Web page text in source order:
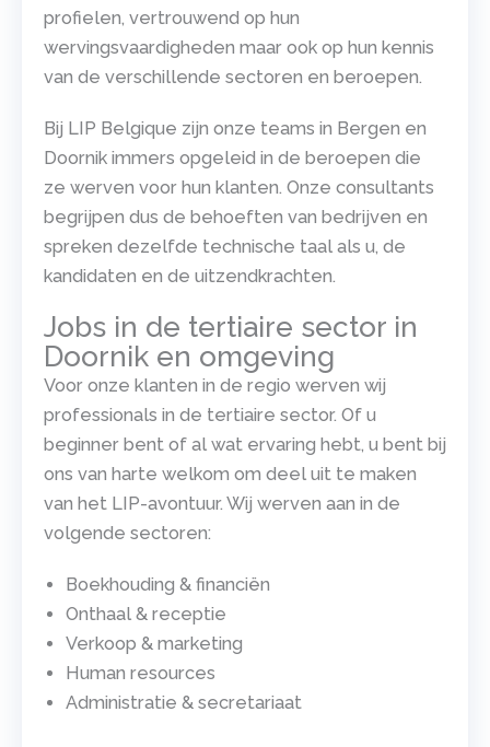
profielen, vertrouwend op hun
wervingsvaardigheden maar ook op hun kennis
van de verschillende sectoren en beroepen.
Bij LIP Belgique zijn onze teams in Bergen en
Doornik immers opgeleid in de beroepen die
ze werven voor hun klanten. Onze consultants
begrijpen dus de behoeften van bedrijven en
spreken dezelfde technische taal als u, de
kandidaten en de uitzendkrachten.
Jobs in de tertiaire sector in
Doornik en omgeving
Voor onze klanten in de regio werven wij
professionals in de tertiaire sector. Of u
beginner bent of al wat ervaring hebt, u bent bij
ons van harte welkom om deel uit te maken
van het LIP-avontuur. Wij werven aan in de
volgende sectoren:
Boekhouding & financiën
Onthaal & receptie
Verkoop & marketing
Human resources
Administratie & secretariaat